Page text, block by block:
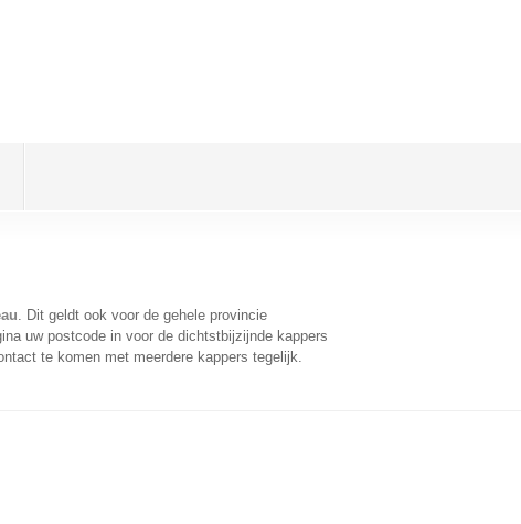
. Dit geldt ook voor de gehele provincie
uw postcode in voor de dichtstbijzijnde kappers
te komen met meerdere kappers tegelijk.